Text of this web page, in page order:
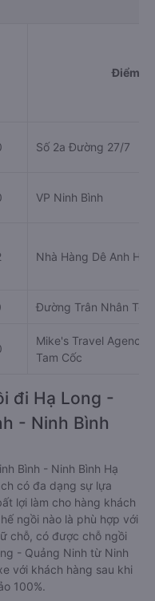
Điểm đi
Số 2a Đường 27/7
VP Ninh Bình
Nhà Hàng Dê Anh Hào
Đường Trân Nhân
Mike's Travel Agency
Tam Cốc
đi Hạ Long -
- Ninh Bình
Bình - Ninh Bình Hạ
có đa dạng sự lựa
lợi làm cho hàng khách
ngồi nào là phù hợp với
chỗ, có được chỗ ngồi
- Quảng Ninh từ Ninh
với khách hàng sau khi
100%.